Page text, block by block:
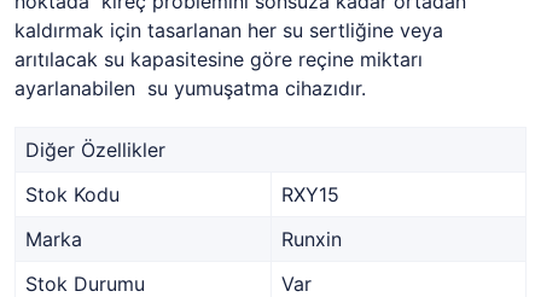
kaldırmak için tasarlanan her su sertliğine veya
arıtılacak su kapasitesine göre reçine miktarı
ayarlanabilen su yumuşatma cihazıdır.
Diğer Özellikler
Stok Kodu
RXY15
Marka
Runxin
Stok Durumu
Var